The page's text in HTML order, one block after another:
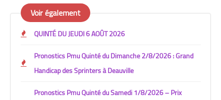
Voir également
QUINTÉ DU JEUDI 6 AOÛT 2026
Pronostics Pmu Quinté du Dimanche 2/8/2026 : Grand
Handicap des Sprinters à Deauville
Pronostics Pmu Quinté du Samedi 1/8/2026 – Prix